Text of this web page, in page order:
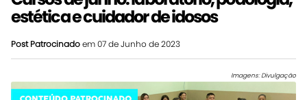
estética e cuidador de idosos
Post Patrocinadoem 07 de Junho de 2023
Imagens: Divulgação